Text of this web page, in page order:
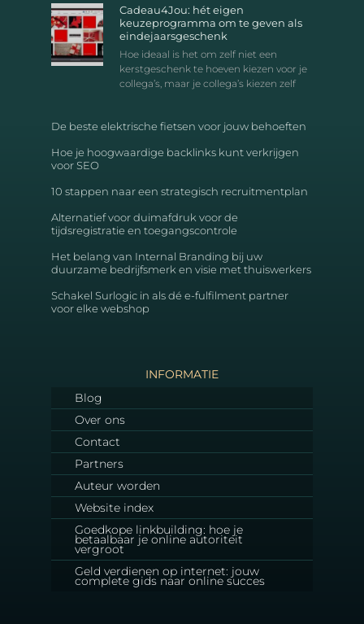
Cadeau4Jou: hét eigen
keuzeprogramma om te geven als
eindejaarsgeschenk
Hoe ideaal is het om zelf niet een
kerstgeschenk te hoeven kiezen voor je
collega’s, maar je collega’s kiezen zelf
De beste elektrische fietsen voor jouw behoeften
Hoe je hoogwaardige backlinks kunt verkrijgen
voor SEO
10 stappen naar een strategisch recruitmentplan
Alternatief voor duimafdruk voor de
tijdsregistratie en toegangscontrole
Het belang van Internal Branding bij uw
duurzame bedrijfsmerk en visie met thuiswerkers
Schakel Surlogic in als dé e-fulfilment partner
voor elke webshop
INFORMATIE
Blog
Over ons
Contact
Partners
Auteur worden
Website index
Goedkope linkbuilding: hoe je
betaalbaar je online autoriteit
vergroot
Geld verdienen op internet: jouw
complete gids naar online succes